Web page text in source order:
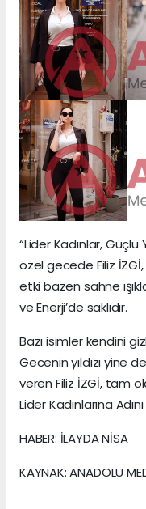
“Lider Kadınlar,
özel gecede Filiz
etki bazen sahne
ve Enerji’de saklıdır.
Bazı isimler kendini
Gecenin yıldızı yine
veren Filiz İZGİ, tam
Lider Kadınlarına
HABER: İLAYDA NİSA
KAYNAK: ANADOLU